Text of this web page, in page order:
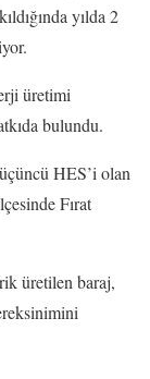
yılda 2
üretimi
bulundu.
HES’i olan
Fırat
üretilen baraj,